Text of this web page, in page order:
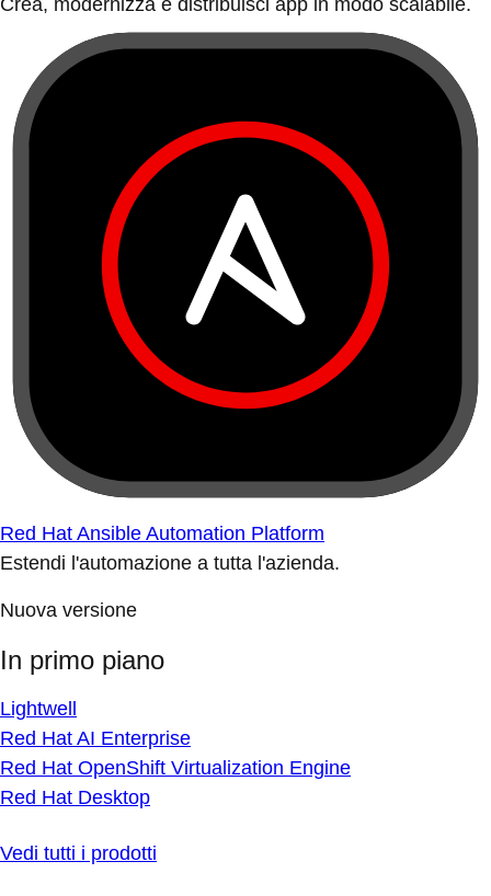
Crea, modernizza e distribuisci app in modo scalabile.
Red Hat Ansible Automation Platform
Estendi l'automazione a tutta l'azienda.
Nuova versione
In primo piano
Lightwell
Red Hat AI Enterprise
Red Hat OpenShift Virtualization Engine
Red Hat Desktop
Vedi tutti i prodotti